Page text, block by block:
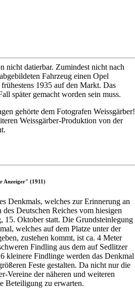
nicht datierbar. Zumindest nicht nach
Fahrzeug einen Opel
1935 auf den Markt. Das
später gemacht worden sein muss.
gehörte dem Fotografen Weissgärber!
Weissgärber-Produktion von der
Anzeiger" (1911)
Denkmals, welches zur Erinnerung an
Deutschen Reiches vom hiesigen
15. Oktober statt. Die Grundsteinlegung
welches auf dem Platze unter der
zustehen kommt, ist ca. 4 Meter
Findling aus dem auf Sedlitzer
kleinere Findlinge werden das Denkmal
Feste gestalten. Da nicht nur die
Vereine der näheren und weiteren
Beteiligung zu erwarten.